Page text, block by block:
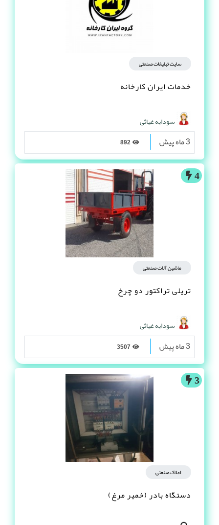
سایت تبلیغات صنعتی
خدمات ایران کارخانه
سودابه غیاثی
3 ماه پیش
4
ماشین آلات صنعتی
تریلی تراکتور دو چرخ
سودابه غیاثی
3 ماه پیش
3
املاک صنعتی
دستگاه بادر (خمیر مرغ)